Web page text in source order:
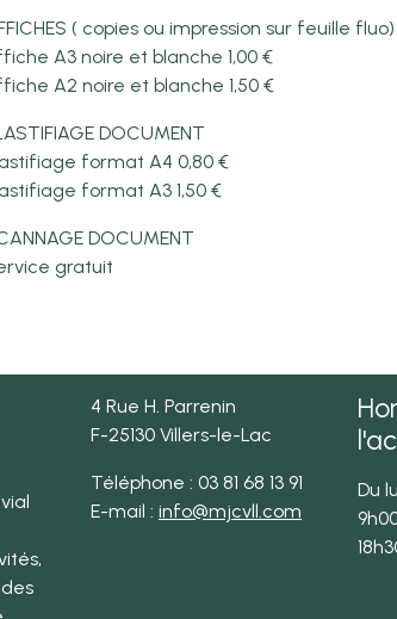
( copies ou impression sur feuille fluo)
A3 noire et blanche 1,00 €
A2 noire et blanche 1,50 €
DOCUMENT
format A4 0,80 €
format A3 1,50 €
DOCUMENT
gratuit
4 Rue H. Parrenin
F-25130 Villers-le-Lac
Téléphone : 03 81 68 13 91
E-mail : info@mjcvll.com
Du